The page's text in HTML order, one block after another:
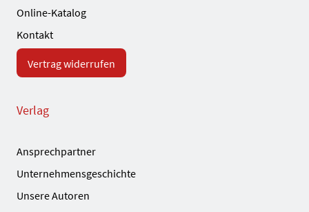
Online-Katalog
Kontakt
Vertrag widerrufen
Verlag
Ansprechpartner
Unternehmensgeschichte
Unsere Autoren